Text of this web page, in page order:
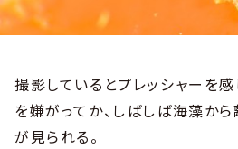
撮影しているとプレッシャーを感
を嫌がってか、しばしば海藻か
が見られる。